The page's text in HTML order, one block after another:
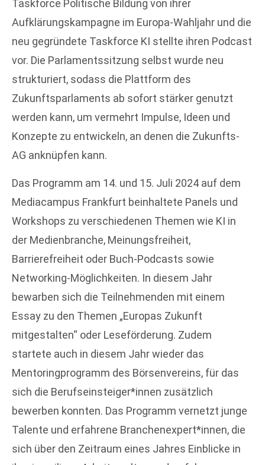
Taskforce Politische Bildung von ihrer
Aufklärungskampagne im Europa-Wahljahr und die
neu gegründete Taskforce KI stellte ihren Podcast
vor. Die Parlamentssitzung selbst wurde neu
strukturiert, sodass die Plattform des
Zukunftsparlaments ab sofort stärker genutzt
werden kann, um vermehrt Impulse, Ideen und
Konzepte zu entwickeln, an denen die Zukunfts-
AG anknüpfen kann.
Das Programm am 14. und 15. Juli 2024 auf dem
Mediacampus Frankfurt beinhaltete Panels und
Workshops zu verschiedenen Themen wie KI in
der Medienbranche, Meinungsfreiheit,
Barrierefreiheit oder Buch-Podcasts sowie
Networking-Möglichkeiten. In diesem Jahr
bewarben sich die Teilnehmenden mit einem
Essay zu den Themen „Europas Zukunft
mitgestalten“ oder Leseförderung. Zudem
startete auch in diesem Jahr wieder das
Mentoringprogramm des Börsenvereins, für das
sich die Berufseinsteiger*innen zusätzlich
bewerben konnten. Das Programm vernetzt junge
Talente und erfahrene Branchenexpert*innen, die
sich über den Zeitraum eines Jahres Einblicke in